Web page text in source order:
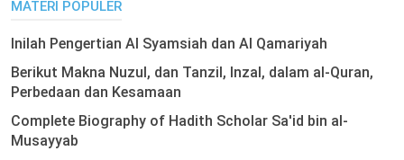
MATERI POPULER
Inilah Pengertian Al Syamsiah dan Al Qamariyah
Berikut Makna Nuzul, dan Tanzil, Inzal, dalam al-Quran,
Perbedaan dan Kesamaan
Complete Biography of Hadith Scholar Sa'id bin al-
Musayyab